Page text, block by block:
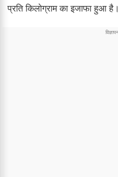
प्रति किलोग्राम का इजाफा हुआ है।